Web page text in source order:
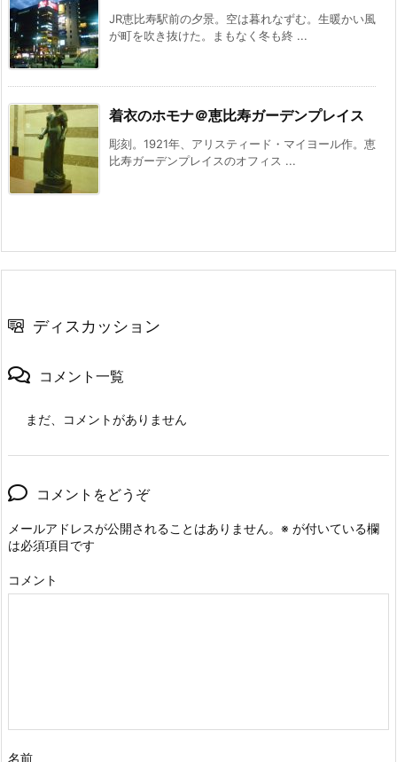
JR恵比寿駅前の夕景。空は暮れなずむ。生暖かい風
が町を吹き抜けた。まもなく冬も終 ...
着衣のホモナ＠恵比寿ガーデンプレイス
彫刻。1921年、アリスティード・マイヨール作。恵
比寿ガーデンプレイスのオフィス ...
ディスカッション
コメント一覧
まだ、コメントがありません
コメントをどうぞ
メールアドレスが公開されることはありません。 ※ が付いている欄
は必須項目です
コメント
名前